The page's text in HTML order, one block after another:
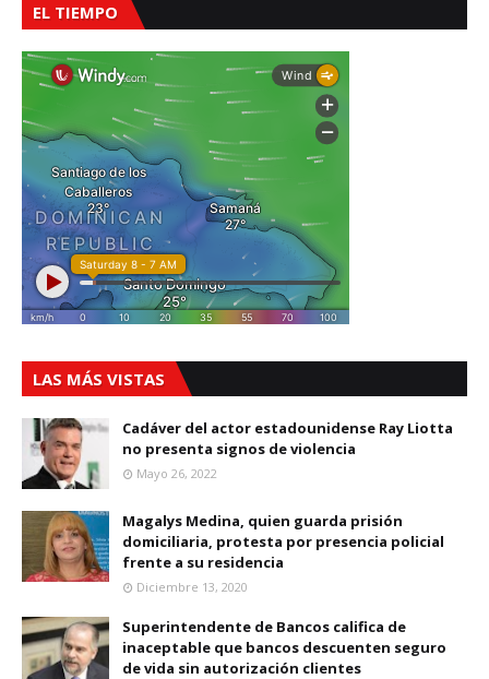
EL TIEMPO
LAS MÁS VISTAS
Cadáver del actor estadounidense Ray Liotta
no presenta signos de violencia
Mayo 26, 2022
Magalys Medina, quien guarda prisión
domiciliaria, protesta por presencia policial
frente a su residencia
Diciembre 13, 2020
Superintendente de Bancos califica de
inaceptable que bancos descuenten seguro
de vida sin autorización clientes